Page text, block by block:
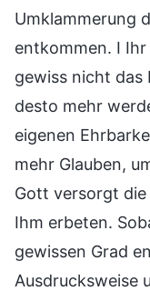
Umklammerung
entkommen. I
gewiss nicht das
desto mehr
eigenen
mehr Glauben,
Gott versorgt die
Ihm erbeten.
gewissen Grad
Ausdrucksweise